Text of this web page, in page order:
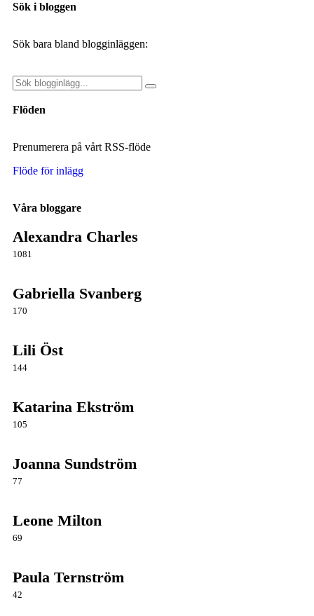
Sök i bloggen
Sök bara bland blogginläggen:
Flöden
Prenumerera på vårt RSS-flöde
Flöde för inlägg
Våra bloggare
Alexandra Charles
1081
Gabriella Svanberg
170
Lili Öst
144
Katarina Ekström
105
Joanna Sundström
77
Leone Milton
69
Paula Ternström
42